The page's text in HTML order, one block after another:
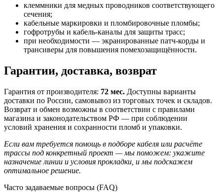
клеммники для медных проводников соответствующего
сечения;
кабельные маркировки и пломбировочные пломбы;
гофротрубы и кабель-каналы для защиты трасс;
при необходимости — экранированные патч-корды и
трансиверы для повышения помехозащищённости.
Гарантии, доставка, возврат
Гарантия от производителя: 72 мес. Доступны варианты
доставки по России, самовывоз из торговых точек и складов.
Возврат и обмен возможны в соответствии с правилами
магазина и законодательством РФ — при соблюдении
условий хранения и сохранности пломб и упаковки.
Если вам требуется помощь в подборе кабеля или расчёте
трассы под конкретный проект — мы поможем: укажите
назначение линии и условия прокладки, и мы подскажем
оптимальное решение.
Часто задаваемые вопросы (FAQ)